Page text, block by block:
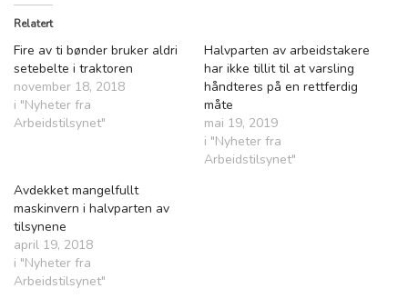
Relatert
Fire av ti bønder bruker aldri
setebelte i traktoren
november 18, 2018
i "Nyheter fra
Arbeidstilsynet"
Halvparten av arbeidstakere
har ikke tillit til at varsling
håndteres på en rettferdig
måte
mai 19, 2019
i "Nyheter fra
Arbeidstilsynet"
Avdekket mangelfullt
maskinvern i halvparten av
tilsynene
april 19, 2018
i "Nyheter fra
Arbeidstilsynet"